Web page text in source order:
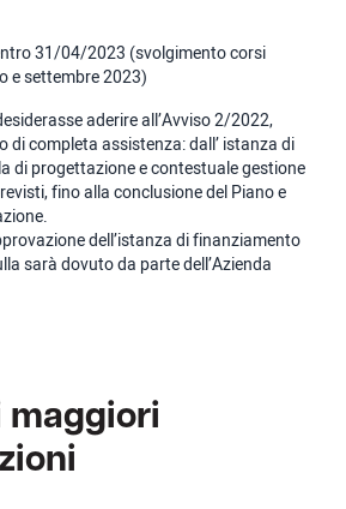
31/04/2023 (svolgimento corsi
e settembre 2023)
aderire all’Avviso 2/2022,
di completa assistenza: dall’ istanza di
di progettazione e contestuale gestione
fino alla conclusione del Piano e
dell’istanza di finanziamento
sarà dovuto da parte dell’Azienda
maggiori